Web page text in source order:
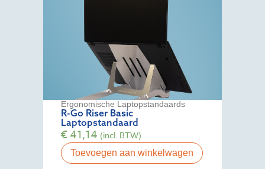
Ergonomische Laptopstandaards
R-Go Riser Basic
Laptopstandaard
€41,14 (incl. BTW)
Toevoegen aan winkelwagen